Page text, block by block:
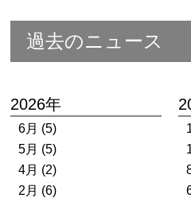
過去のニュース
2026年
6月 (5)
5月 (5)
4月 (2)
2月 (6)